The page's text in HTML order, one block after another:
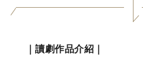
｜讀劇作品介紹｜